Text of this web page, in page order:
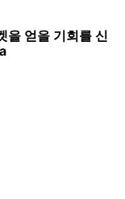
을 얻을 기회를 신